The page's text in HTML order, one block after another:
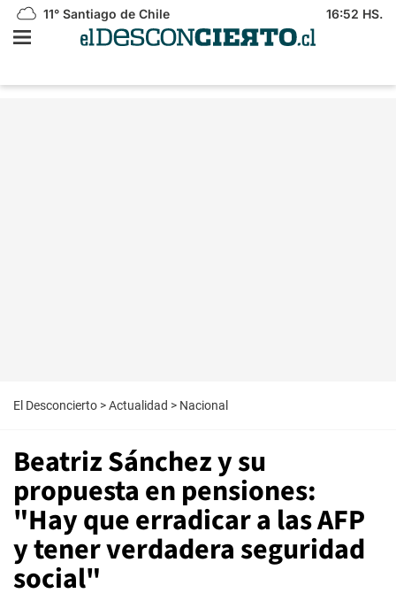
11° Santiago de Chile 16:52 HS.
El Desconcierto >Actualidad > Nacional
Beatriz Sánchez y su
propuesta en pensiones:
"Hay que erradicar a las AFP
y tener verdadera seguridad
social"